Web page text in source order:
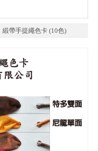
緞帶手提繩色卡 (10色)